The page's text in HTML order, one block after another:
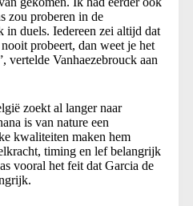
zou proberen in de
duels. Iedereen zei altijd dat
probeert, dan weet je het
vertelde Vanhaezebrouck aan
zoekt al langer naar
is van nature een
kwaliteiten maken hem
timing en lef belangrijk
vooral het feit dat Garcia de